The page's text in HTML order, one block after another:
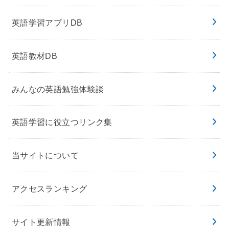
英語学習アプリDB
英語教材DB
みんなの英語勉強体験談
英語学習に役立つリンク集
当サイトについて
アクセスランキング
サイト更新情報